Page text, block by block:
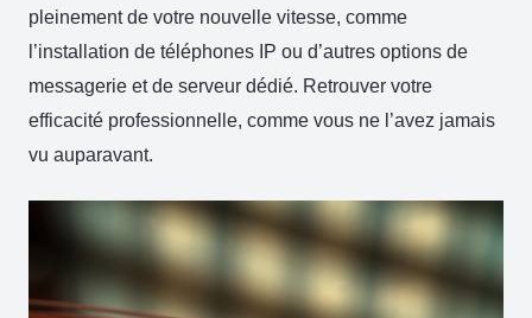
pleinement de votre nouvelle vitesse, comme
l’installation de téléphones IP ou d’autres options de
messagerie et de serveur dédié. Retrouver votre
efficacité professionnelle, comme vous ne l’avez jamais
vu auparavant.